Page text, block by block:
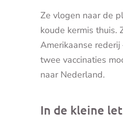
Ze vlogen naar de
koude kermis thuis.
Amerikaanse
twee vaccinaties
naar Nederland.
In de kleine